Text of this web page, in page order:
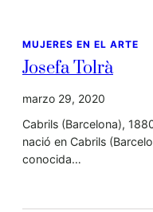
MUJERES EN EL ARTE
Josefa Tolrà
marzo 29, 2020
Cabrils (Barcelona),
nació en Cabrils
conocida…